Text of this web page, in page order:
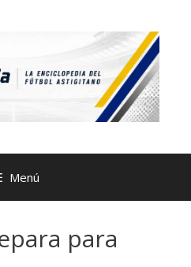
Menú
para